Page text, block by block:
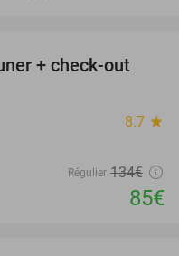
37%
+ check-out
8.7 star
Régulier 134€
85€